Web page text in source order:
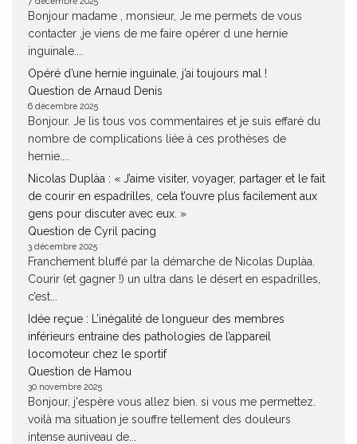
Bonjour madame , monsieur, Je me permets de vous
contacter ,je viens de me faire opérer d une hernie
inguinale....
Opéré d’une hernie inguinale, j’ai toujours mal !
Question de Arnaud Denis
6 décembre 2025
Bonjour. Je lis tous vos commentaires et je suis effaré du
nombre de complications liée à ces prothèses de
hernie....
Nicolas Duplàa : « J’aime visiter, voyager, partager et le fait
de courir en espadrilles, cela t’ouvre plus facilement aux
gens pour discuter avec eux. »
Question de Cyril pacing
3 décembre 2025
Franchement bluffé par la démarche de Nicolas Duplàa.
Courir (et gagner !) un ultra dans le désert en espadrilles,
c’est...
Idée reçue : L’inégalité de longueur des membres
inférieurs entraine des pathologies de l’appareil
locomoteur chez le sportif
Question de Hamou
30 novembre 2025
Bonjour, j'espère vous allez bien. si vous me permettez.
voilà ma situation je souffre tellement des douleurs
intense auniveau de...